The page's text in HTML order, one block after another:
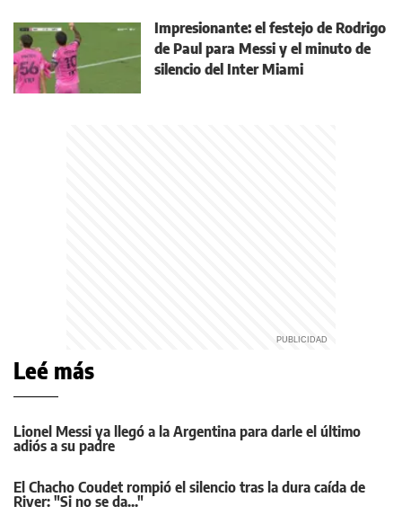
Impresionante: el festejo de Rodrigo
de Paul para Messi y el minuto de
silencio del Inter Miami
Leé más
Lionel Messi ya llegó a la Argentina para darle el último
adiós a su padre
El Chacho Coudet rompió el silencio tras la dura caída de
River: "Si no se da..."